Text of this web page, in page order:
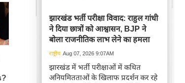
झारखंड भर्ती परीक्षा विवाद: राहुल गांधी
ने दिया छात्रों को आश्वासन, BJP ने
बोला राजनीतिक लाभ लेने का हमला
राष्ट्रीय Aug 07, 2026 9:07AM
झारखंड में भर्ती परीक्षाओं में कथित
अनियमितताओं के खिलाफ प्रदर्शन कर रहे